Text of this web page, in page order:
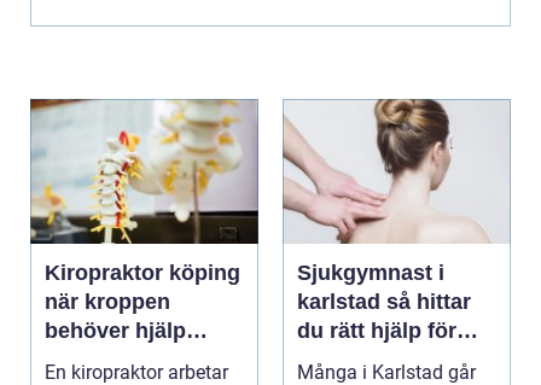
Kiropraktor köping
när kroppen
behöver hjälp
tillbaka
En kiropraktor arbetar
Sjukgymnast i
karlstad så hittar
du rätt hjälp för
kroppen
Många i Karlstad går